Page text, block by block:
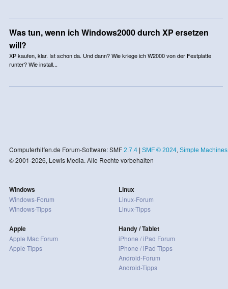
Was tun, wenn ich Windows2000 durch XP ersetzen
will?
XP kaufen, klar. Ist schon da. Und dann? Wie kriege ich W2000 von der Festplatte
runter? Wie install...
Computerhilfen.de Forum-Software: SMF 2.7.4| SMF © 2024, Simple Machines
© 2001-2026, Lewis Media. Alle Rechte vorbehalten
Windows
Windows-Forum
Windows-Tipps
Apple
Apple Mac Forum
Apple Tipps
Linux
Linux-Forum
Linux-Tipps
Handy / Tablet
iPhone / iPad Forum
iPhone / iPad Tipps
Android-Forum
Android-Tipps